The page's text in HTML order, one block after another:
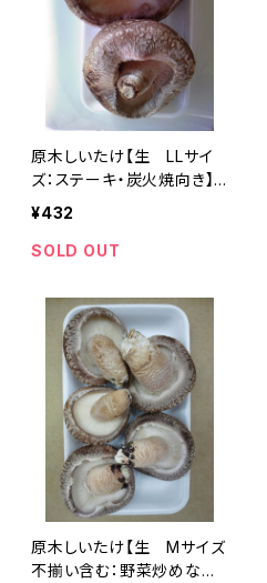
原木しいたけ【生 LLサイ
ズ：ステーキ・炭火焼向き】
【12月-3月限定商品】
¥432
SOLD OUT
原木しいたけ【生 Mサイズ
不揃い含む：野菜炒めなど